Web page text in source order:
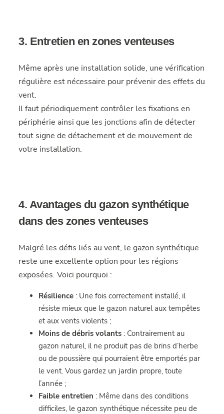
3. Entretien en zones venteuses
Même après une installation solide, une vérification
régulière est nécessaire pour prévenir des effets du
vent.
Il faut périodiquement contrôler les fixations en
périphérie ainsi que les jonctions afin de détecter
tout signe de détachement et de mouvement de
votre installation.
4. Avantages du gazon synthétique
dans des zones venteuses
Malgré les défis liés au vent, le gazon synthétique
reste une excellente option pour les régions
exposées. Voici pourquoi :
Résilience : Une fois correctement installé, il
résiste mieux que le gazon naturel aux tempêtes
et aux vents violents ;
Moins de débris volants : Contrairement au
gazon naturel, il ne produit pas de brins d’herbe
ou de poussière qui pourraient être emportés par
le vent. Vous gardez un jardin propre, toute
l’année ;
Faible entretien : Même dans des conditions
difficiles, le gazon synthétique nécessite peu de